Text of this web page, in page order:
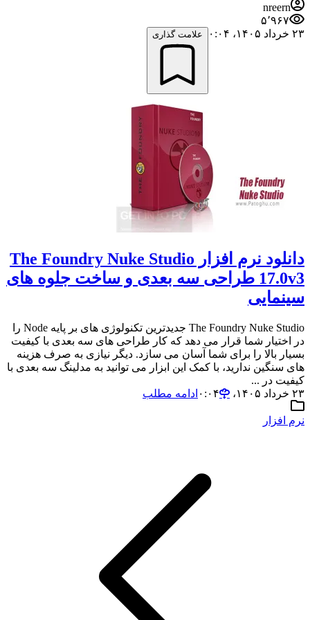
nreern
۵٬۹۶۷
۲۳ خرداد ۱۴۰۵،‏ ۰:۰۴
علامت گذاری
دانلود نرم افزار The Foundry Nuke Studio
17.0v3 طراحی سه بعدی و ساخت جلوه های
سینمایی
The Foundry Nuke Studio جدیدترین تکنولوژی های بر پایه Node را
در اختیار شما قرار می دهد که کار طراحی های سه بعدی با کیفیت
بسیار بالا را برای شما آسان می سازد. دیگر نیازی به صرف هزینه
های سنگین ندارید، با کمک این ابزار می توانید به مدلینگ سه بعدی با
کیفیت در ...
۲۳ خرداد ۱۴۰۵،‏ ۰:۰۴
ادامه مطلب
نرم افزار